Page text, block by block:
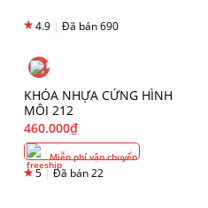
4.9 | Đã bán 690
KHÓA NHỰA CỨNG HÌNH
MÔI 212
460.000₫
Miễn phí vận chuyển
5|Đã bán 22